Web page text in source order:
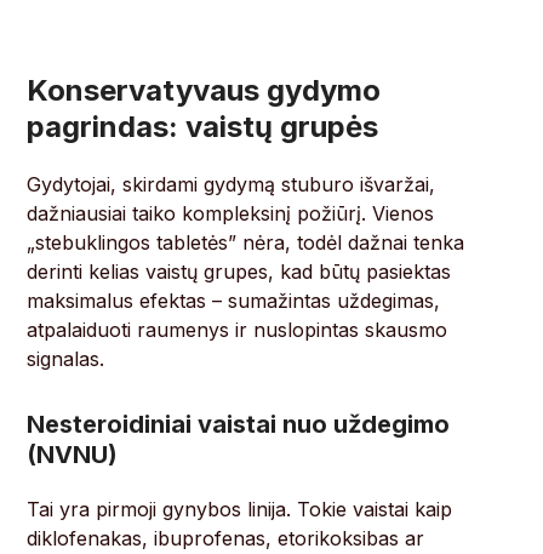
Konservatyvaus gydymo
pagrindas: vaistų grupės
Gydytojai, skirdami gydymą stuburo išvaržai,
dažniausiai taiko kompleksinį požiūrį. Vienos
„stebuklingos tabletės” nėra, todėl dažnai tenka
derinti kelias vaistų grupes, kad būtų pasiektas
maksimalus efektas – sumažintas uždegimas,
atpalaiduoti raumenys ir nuslopintas skausmo
signalas.
Nesteroidiniai vaistai nuo uždegimo
(NVNU)
Tai yra pirmoji gynybos linija. Tokie vaistai kaip
diklofenakas, ibuprofenas, etorikoksibas ar